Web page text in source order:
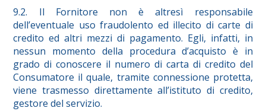
9.2. Il Fornitore non è altresì responsabile
dell’eventuale uso fraudolento ed illecito di carte di
credito ed altri mezzi di pagamento. Egli, infatti, in
nessun momento della procedura d’acquisto è in
grado di conoscere il numero di carta di credito del
Consumatore il quale, tramite connessione protetta,
viene trasmesso direttamente all’istituto di credito,
gestore del servizio.